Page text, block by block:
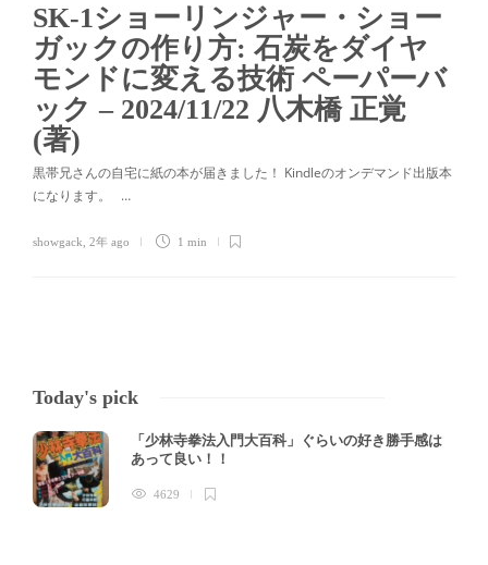
SK-1ショーリンジャー・ショー
ガックの作り方: 石炭をダイヤ
モンドに変える技術 ペーパーバ
ック – 2024/11/22 八木橋 正覚
(著)
黒帯兄さんの自宅に紙の本が届きました！ Kindleのオンデマンド出版本
になります。 …
showgack 2年 ago 1 min
Today's pick
「少林寺拳法入門大百科」ぐらいの好き勝手感は
あって良い！！
4629